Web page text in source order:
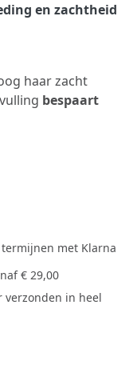
en zachtheid
haar zacht
bespaart
termijnen met Klarna
€ 29,00
verzonden in heel